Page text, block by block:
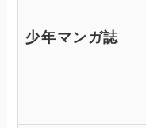
少年マンガ誌